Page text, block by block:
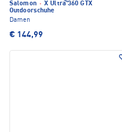
Salomon · X Ultra 360 GTX
Outdoorschuhe
Damen
€ 144,99